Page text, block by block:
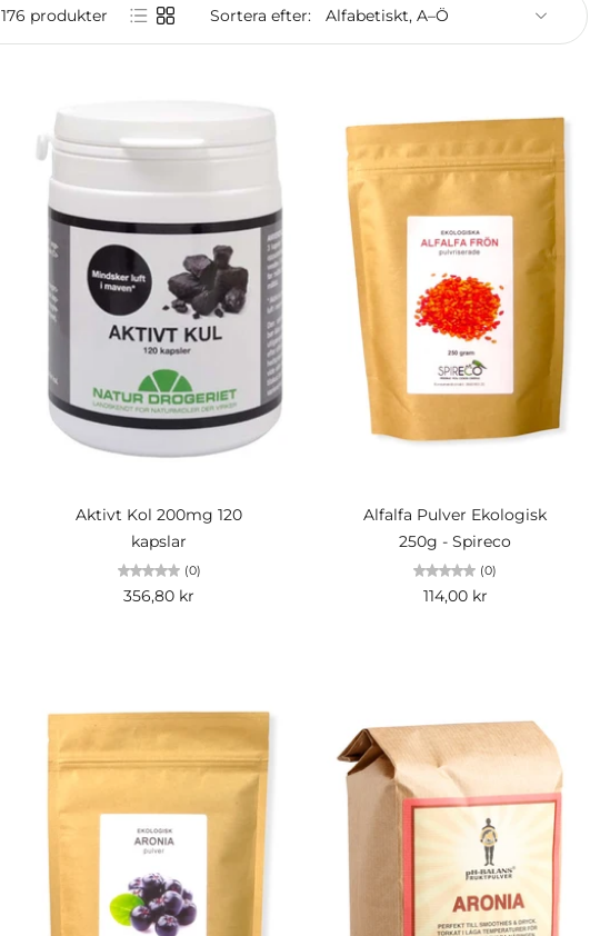
176 produkter Sortera efter:
Aktivt Kol 200mg 120
kapslar
(0)
356,80 kr
Alfalfa Pulver Ekologisk
250g - Spireco
(0)
114,00 kr